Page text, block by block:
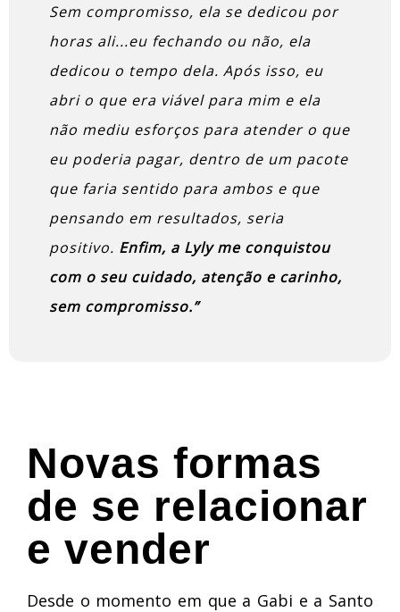
Sem compromisso, ela se dedicou por
horas ali...eu fechando ou não, ela
dedicou o tempo dela. Após isso, eu
abri o que era viável para mim e ela
não mediu esforços para atender o que
eu poderia pagar, dentro de um pacote
que faria sentido para ambos e que
pensando em resultados, seria
positivo. Enfim, a Lyly me conquistou
com o seu cuidado, atenção e carinho,
sem compromisso.”
Novas formas
de se relacionar
e vender
Desde o momento em que a Gabi e a Santo